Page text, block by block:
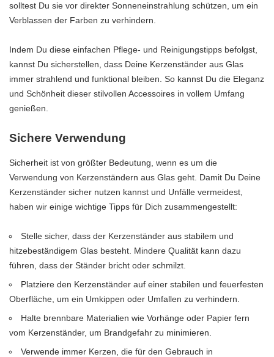
solltest Du sie vor direkter Sonneneinstrahlung schützen, um ein
Verblassen der Farben zu verhindern.
Indem Du diese einfachen Pflege- und Reinigungstipps befolgst,
kannst Du sicherstellen, dass Deine Kerzenständer aus Glas
immer strahlend und funktional bleiben. So kannst Du die Eleganz
und Schönheit dieser stilvollen Accessoires in vollem Umfang
genießen.
Sichere Verwendung
Sicherheit ist von größter Bedeutung, wenn es um die
Verwendung von Kerzenständern aus Glas geht. Damit Du Deine
Kerzenständer sicher nutzen kannst und Unfälle vermeidest,
haben wir einige wichtige Tipps für Dich zusammengestellt:
Stelle sicher, dass der Kerzenständer aus stabilem und
hitzebeständigem Glas besteht. Mindere Qualität kann dazu
führen, dass der Ständer bricht oder schmilzt.
Platziere den Kerzenständer auf einer stabilen und feuerfesten
Oberfläche, um ein Umkippen oder Umfallen zu verhindern.
Halte brennbare Materialien wie Vorhänge oder Papier fern
vom Kerzenständer, um Brandgefahr zu minimieren.
Verwende immer Kerzen, die für den Gebrauch in